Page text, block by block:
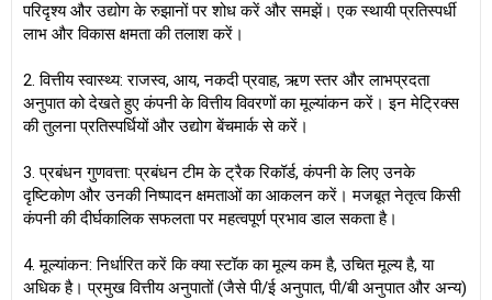
परिदृश्य और उद्योग के रुझानों पर शोध करें और समझें। एक स्थायी प्रतिस्पर्धी
लाभ और विकास क्षमता की तलाश करें।
2. वित्तीय स्वास्थ्य: राजस्व, आय, नकदी प्रवाह, ऋण स्तर और लाभप्रदता
अनुपात को देखते हुए कंपनी के वित्तीय विवरणों का मूल्यांकन करें। इन मेट्रिक्स
की तुलना प्रतिस्पर्धियों और उद्योग बेंचमार्क से करें।
3. प्रबंधन गुणवत्ता: प्रबंधन टीम के ट्रैक रिकॉर्ड, कंपनी के लिए उनके
दृष्टिकोण और उनकी निष्पादन क्षमताओं का आकलन करें। मजबूत नेतृत्व किसी
कंपनी की दीर्घकालिक सफलता पर महत्वपूर्ण प्रभाव डाल सकता है।
4. मूल्यांकन: निर्धारित करें कि क्या स्टॉक का मूल्य कम है, उचित मूल्य है, या
अधिक है। प्रमुख वित्तीय अनुपातों (जैसे पी/ई अनुपात, पी/बी अनुपात और अन्य)